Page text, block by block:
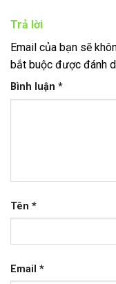
Trả lời
Email của bạn sẽ
bắt buộc được đánh
Bình luận *
Tên *
Email *